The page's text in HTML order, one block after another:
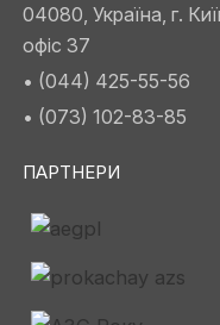
04080, Україна, г.
офіс 37
• (044) 425-55-56
• (073) 102-83-85
ПАРТНЕРИ